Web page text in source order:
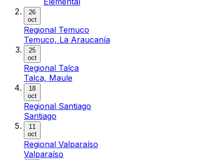
26
oct
Regional Temuco
Temuco, La Araucanía
25
oct
Regional Talca
Talca, Maule
18
oct
Regional Santiago
Santiago
11
oct
Regional Valparaíso
Valparaíso